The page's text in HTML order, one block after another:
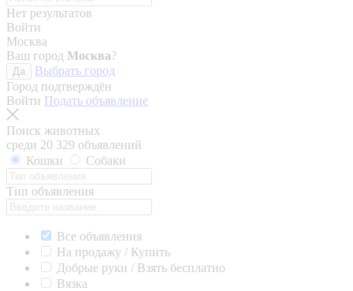
Нет результатов
Войти
Москва
Ваш город Москва?
Да
Выбрать город
Город подтверждён
Войти Подать объявление
Поиск животных
среди 20 329 объявлений
Кошки
Собаки
Тип объявления
Все объявления
На продажу / Купить
Добрые руки / Взять бесплатно
Вязка